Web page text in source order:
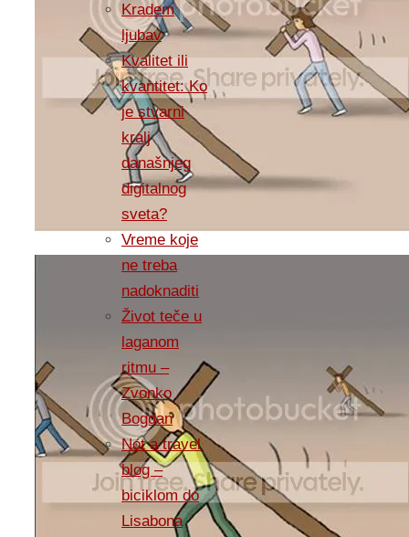
Kradem
ljubav
Kvalitet ili
kvantitet: Ko
je stvarni
kralj
današnjeg
digitalnog
sveta?
Vreme koje
ne treba
nadoknaditi
Život teče u
laganom
ritmu –
Zvonko
Bogdan
Not a travel
blog –
biciklom do
Lisabona